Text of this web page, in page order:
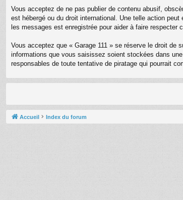
Vous acceptez de ne pas publier de contenu abusif,
est hébergé ou du droit international. Une telle action
les messages est enregistrée pour aider à faire respecter
Vous acceptez que « Garage 111 » se réserve le droit de
informations que vous saisissez soient stockées dans
responsables de toute tentative de piratage qui pourrait
Accueil Index du forum